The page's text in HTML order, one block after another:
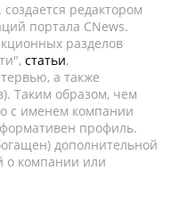
редактором
портала CNews.
разделов
статьи,
а также
Таким образом, чем
с именем компании
профиль.
дополнительной
о компании или